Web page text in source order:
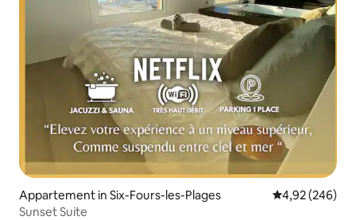
Appartement in Six-Fours-les-Plages Gemiddelde
4,92 (246)
Sunset Suite